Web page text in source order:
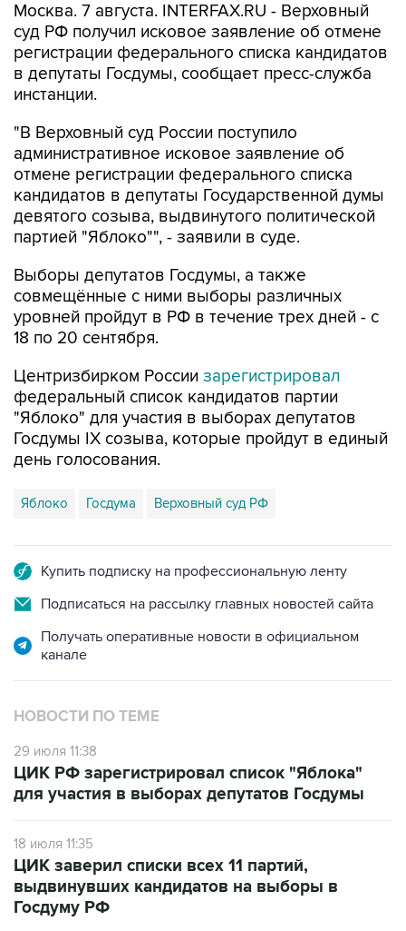
Москва. 7 августа. INTERFAX.RU - Верховный
суд РФ получил исковое заявление об отмене
регистрации федерального списка кандидатов
в депутаты Госдумы, сообщает пресс-служба
инстанции.
"В Верховный суд России поступило
административное исковое заявление об
отмене регистрации федерального списка
кандидатов в депутаты Государственной думы
девятого созыва, выдвинутого политической
партией "Яблоко"", - заявили в суде.
Выборы депутатов Госдумы, а также
совмещённые с ними выборы различных
уровней пройдут в РФ в течение трех дней - с
18 по 20 сентября.
Центризбирком России зарегистрировал
федеральный список кандидатов партии
"Яблоко" для участия в выборах депутатов
Госдумы IX созыва, которые пройдут в единый
день голосования.
Яблоко Госдума Верховный суд РФ
Купить подписку на профессиональную ленту
Подписаться на рассылку главных новостей сайта
Получать оперативные новости в официальном
канале
НОВОСТИ ПО ТЕМЕ
29 июля 11:38
ЦИК РФ зарегистрировал список "Яблока"
для участия в выборах депутатов Госдумы
18 июля 11:35
ЦИК заверил списки всех 11 партий,
выдвинувших кандидатов на выборы в
Госдуму РФ